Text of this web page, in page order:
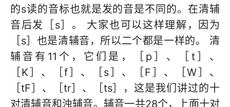
的s读的音标也就是发的音是不同的。在清辅
音后发［s］。 大家也可以这样理解，因为
［s］也是清辅音，所以二个都是一样的。 清
辅音有11个，它们是，［p］、［t］、
［K］、［f］、［s］、［F］、［W］、
［tF］、［tr］、［ts］，这是我们讲过的十
对清辅音和浊辅音。辅音一共28个，上面十对